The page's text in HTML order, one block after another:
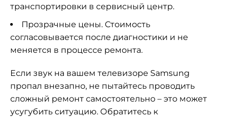
транспортировки в сервисный центр.
Прозрачные цены. Стоимость
согласовывается после диагностики и не
меняется в процессе ремонта.
Если звук на вашем телевизоре Samsung
пропал внезапно, не пытайтесь проводить
сложный ремонт самостоятельно – это может
усугубить ситуацию. Обратитесь к